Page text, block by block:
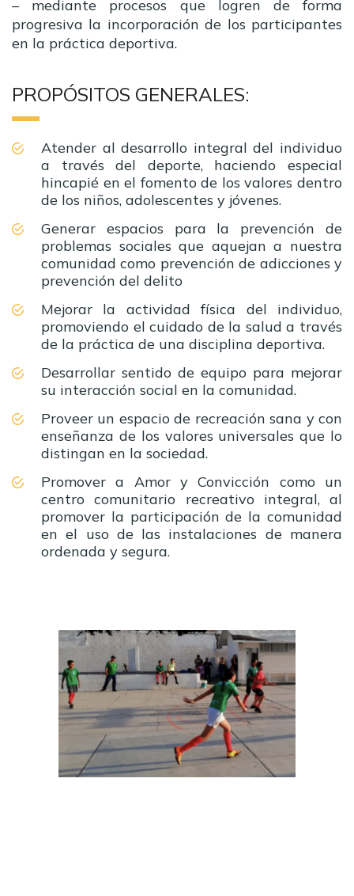
– mediante procesos que logren de forma
progresiva la incorporación de los participantes
en la práctica deportiva.
PROPÓSITOS GENERALES:
Atender al desarrollo integral del individuo
a través del deporte, haciendo especial
hincapié en el fomento de los valores dentro
de los niños, adolescentes y jóvenes.
Generar espacios para la prevención de
problemas sociales que aquejan a nuestra
comunidad como prevención de adicciones y
prevención del delito
Mejorar la actividad física del individuo,
promoviendo el cuidado de la salud a través
de la práctica de una disciplina deportiva.
Desarrollar sentido de equipo para mejorar
su interacción social en la comunidad.
Proveer un espacio de recreación sana y con
enseñanza de los valores universales que lo
distingan en la sociedad.
Promover a Amor y Convicción como un
centro comunitario recreativo integral, al
promover la participación de la comunidad
en el uso de las instalaciones de manera
ordenada y segura.